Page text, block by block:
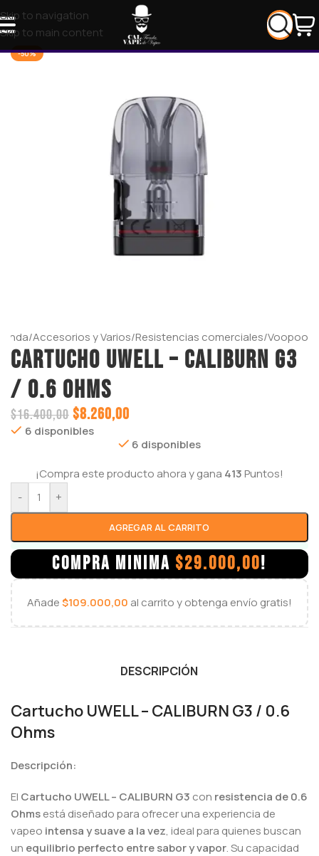
Skip to navigation
Skip to main content
-50%
/Accesorios y Varios/Resistencias comerciales/Voopoo
Cartucho UWELL – CALIBURN G3
/ 0.6 Ohms
$16.400,00 $8.260,00
6 disponibles
6 disponibles
¡Compra este producto ahora y gana 413Puntos!
-
+
AGREGAR AL CARRITO
COMPRA MINIMA $29.000,00!
Añade$109.000,00 al carrito y obtenga envío gratis!
DESCRIPCIÓN
Cartucho UWELL – CALIBURN G3 / 0.6
Ohms
Descripción:
El Cartucho UWELL – CALIBURN G3 con resistencia de 0.6
Ohmsestá diseñado para ofrecer una experiencia de
vapeo intensa y suave a la vez, ideal para quienes buscan
un equilibrio perfecto entre sabor y vapor. Su capacidad